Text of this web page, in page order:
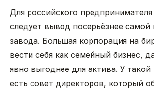
Для российского предпринимателя
следует вывод посерьёзнее самой
завода. Большая корпорация на
вести себя как семейный бизнес,
явно выгоднее для актива. У
есть совет директоров, который